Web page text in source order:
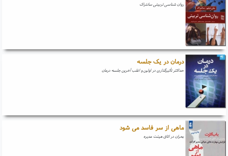
روان شناسی تربیتی سانتراک
درمان در یک جلسه
حداکثر تأثیرگذاری در اولین و اغلب آخرین جلسه درمان
ماهی از سر فاسد می شود
بحران در اتاق هیئت مدیره